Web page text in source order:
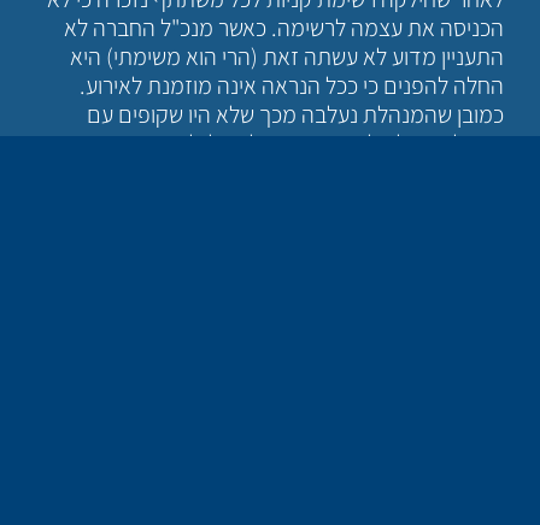
הכניסה את עצמה לרשימה. כאשר מנכ"ל החברה לא
התעניין מדוע לא עשתה זאת (הרי הוא משימתי) היא
החלה להפנים כי ככל הנראה אינה מוזמנת לאירוע.
כמובן שהמנהלת נעלבה מכך שלא היו שקופים עם
ההחלטה שלא להזמינה ושנאלצה לגלות זאת כבדרך